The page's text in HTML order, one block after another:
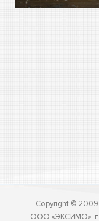
Copyright ©
ООО «ЭКСИМО», г.